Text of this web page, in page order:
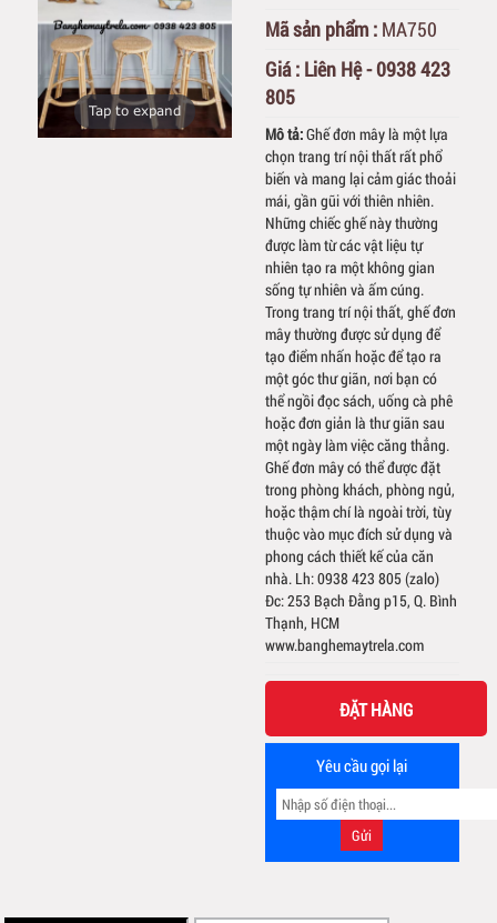
Tap to expand
Mã sản phẩm : MA750
Giá : Liên Hệ - 0938 423
805
Mô tả:Ghế đơn mây là một lựa
chọn trang trí nội thất rất phổ
biến và mang lại cảm giác thoải
mái, gần gũi với thiên nhiên.
Những chiếc ghế này thường
được làm từ các vật liệu tự
nhiên tạo ra một không gian
sống tự nhiên và ấm cúng.
Trong trang trí nội thất, ghế đơn
mây thường được sử dụng để
tạo điểm nhấn hoặc để tạo ra
một góc thư giãn, nơi bạn có
thể ngồi đọc sách, uống cà phê
hoặc đơn giản là thư giãn sau
một ngày làm việc căng thẳng.
Ghế đơn mây có thể được đặt
trong phòng khách, phòng ngủ,
hoặc thậm chí là ngoài trời, tùy
thuộc vào mục đích sử dụng và
phong cách thiết kế của căn
nhà. Lh: 0938 423 805 (zalo)
Đc: 253 Bạch Đằng p15, Q. Bình
Thạnh, HCM
www.banghemaytrela.com
ĐẶT HÀNG
Yêu cầu gọi lại